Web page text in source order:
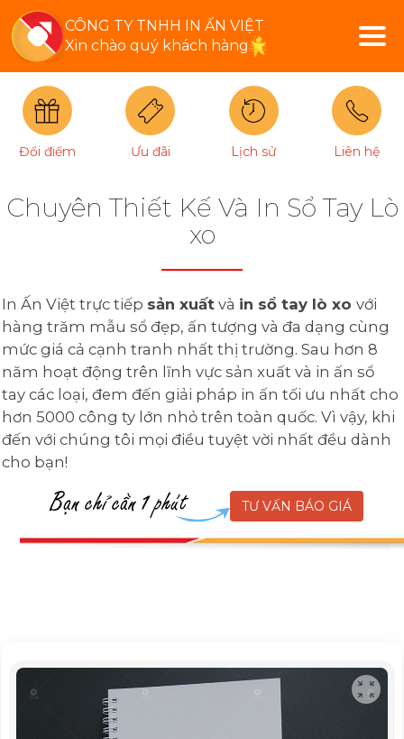
CÔNG TY TNHH IN ẤN VIỆT
Xin chào quý khách hàng
Đổi điểm Ưu đãi Lịch sử Liên hệ
Chuyên Thiết Kế Và In Sổ Tay Lò
xo
In Ấn Việt trực tiếp sản xuất và in sổ tay lò xo với
hàng trăm mẫu sổ đẹp, ấn tượng và đa dạng cùng
mức giá cả cạnh tranh nhất thị trường. Sau hơn 8
năm hoạt động trên lĩnh vực sản xuất và in ấn sổ
tay các loại, đem đến giải pháp in ấn tối ưu nhất cho
hơn 5000 công ty lớn nhỏ trên toàn quốc. Vì vậy, khi
đến với chúng tôi mọi điều tuyệt vời nhất đều dành
cho bạn!
TƯ VẤN BÁO GIÁ